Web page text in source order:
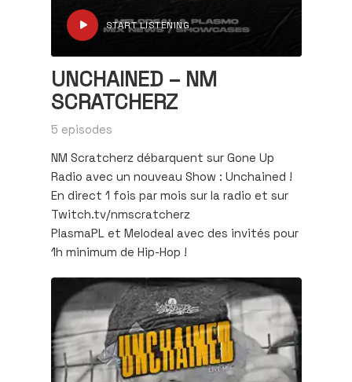
START LISTENING
UNCHAINED – NM
SCRATCHERZ
5 episodes
NM Scratcherz débarquent sur Gone Up
Radio avec un nouveau Show : Unchained !
En direct 1 fois par mois sur la radio et sur
Twitch.tv/nmscratcherz
PlasmaPL et Melodeal avec des invités pour
1h minimum de Hip-Hop !